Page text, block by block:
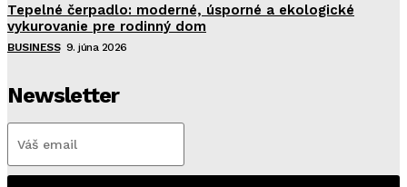
Tepelné čerpadlo: moderné, úsporné a ekologické
vykurovanie pre rodinný dom
BUSINESS 9. júna 2026
Newsletter